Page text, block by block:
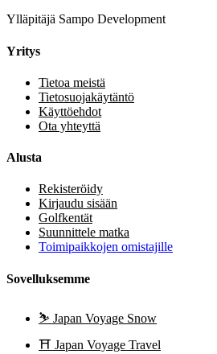
Ylläpitäjä Sampo Development
Yritys
Tietoa meistä
Tietosuojakäytäntö
Käyttöehdot
Ota yhteyttä
Alusta
Rekisteröidy
Kirjaudu sisään
Golfkentät
Suunnittele matka
Toimipaikkojen omistajille
Sovelluksemme
⛷️ Japan Voyage Snow
⛩️ Japan Voyage Travel